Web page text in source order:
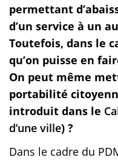
permettant
d’un service à un
Toutefois, dans le
qu’on puisse en
On peut même
portabilité
introduit dans le
d’une ville) ?
Dans le cadre du